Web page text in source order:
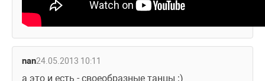
nan24.05.2013 10:11
а это и есть - своеобразные танцы :)